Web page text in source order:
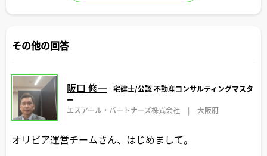
その他の回答
阪口 修一 宅建士/公認 不動産コンサルティングマスタ
ー
エスアール・パートナーズ株式会社
| 大阪府
オリビア運営チームさん、はじめまして。